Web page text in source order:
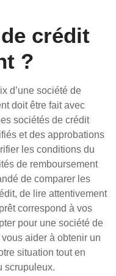
crédit
?
d’une société de
doit être fait avec
sociétés de crédit
et des approbations
les conditions du
de remboursement
de comparer les
de lire attentivement
correspond à vos
pour une société de
aider à obtenir un
situation tout en
scrupuleux.